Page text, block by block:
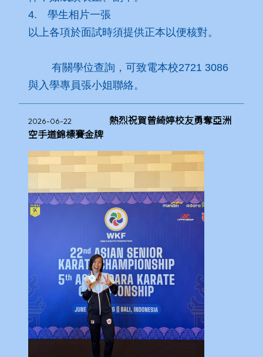
4. 學生相片一張
以上各項於面試時須提供正本以便核對。
有關學位查詢，可致電本校2721 3086
與入學專員張小姐聯絡。
2026-06-22
熱烈祝賀曾綺婷校友勇奪亞洲
空手道錦標賽金牌